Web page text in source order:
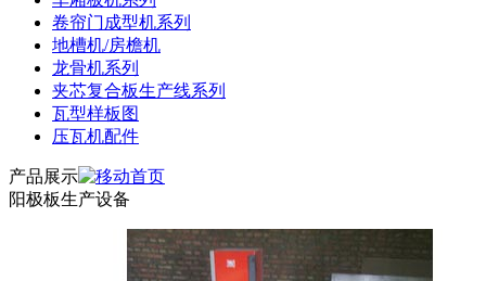
卷帘门成型机系列
地槽机/房檐机
龙骨机系列
夹芯复合板生产线系列
瓦型样板图
压瓦机配件
产品展示
阳极板生产设备